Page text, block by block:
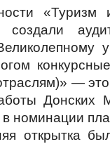
«Туризм
—
Донских
номинации
открытка